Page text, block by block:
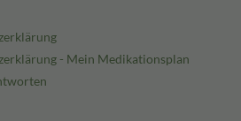
- Mein Medikationsplan